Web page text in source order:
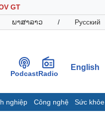
GT
ພາສາລາວ / Русский
PodcastRadio
English
nghiệp Công nghệ Sức khỏe